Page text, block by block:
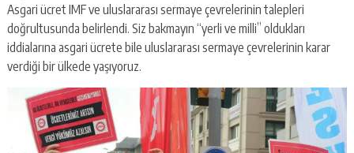
Asgari ücret IMF ve uluslararası sermaye çevrelerinin talepleri
doğrultusunda belirlendi. Siz bakmayın “yerli ve milli” oldukları
iddialarına asgari ücrete bile uluslararası sermaye çevrelerinin karar
verdiği bir ülkede yaşıyoruz.